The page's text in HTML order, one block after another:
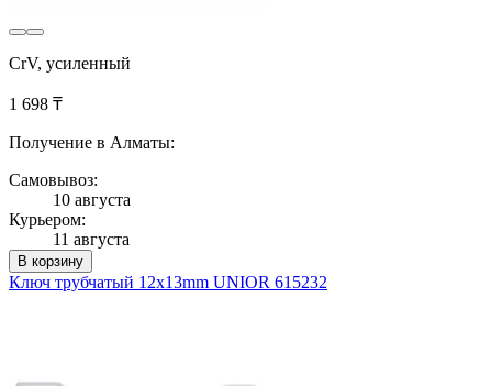
CrV, усиленный
1 698 ₸
Получение в Алматы:
Самовывоз:
10 августа
Курьером:
11 августа
В корзину
Ключ трубчатый 12x13mm UNIOR 615232